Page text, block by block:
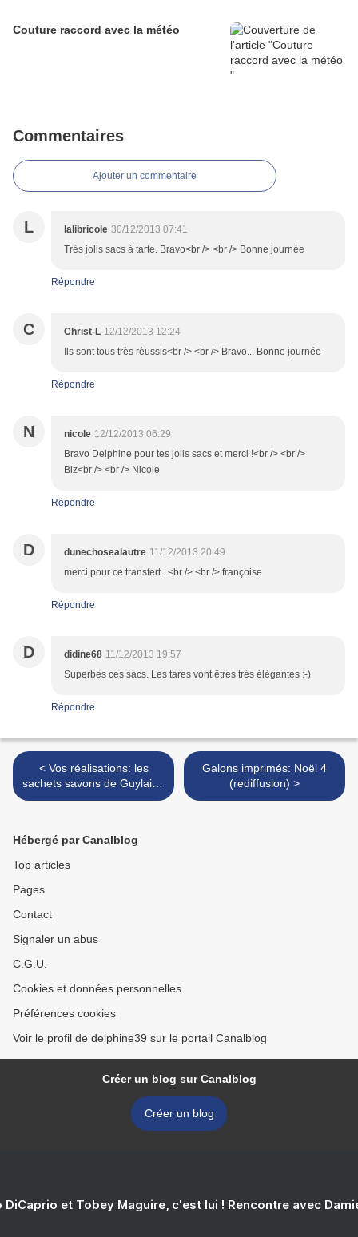
Couture raccord avec la météo
Commentaires
Ajouter un commentaire
L lalibricole 30/12/2013 07:41
Très jolis sacs à tarte. Bravo<br /> <br /> Bonne journée
Répondre
C Christ-L 12/12/2013 12:24
Ils sont tous très rèussis<br /> <br /> Bravo... Bonne journée
Répondre
N nicole 12/12/2013 06:29
Bravo Delphine pour tes jolis sacs et merci !<br /> <br />
Biz<br /> <br /> Nicole
Répondre
D dunechosealautre 11/12/2013 20:49
merci pour ce transfert...<br /> <br /> françoise
Répondre
D didine68 11/12/2013 19:57
Superbes ces sacs. Les tares vont êtres très élégantes :-)
Répondre
< Vos réalisations: les
sachets savons de Guylaine
+ Transfert free offert
Galons imprimés: Noël 4
(rediffusion) >
Hébergé par Canalblog
Top articles
Pages
Contact
Signaler un abus
C.G.U.
Cookies et données personnelles
Préférences cookies
Voir le profil de delphine39 sur le portail Canalblog
Créer un blog sur Canalblog
Créer un blog
DiCaprio et Tobey Maguire, c'est lui ! Rencontre avec